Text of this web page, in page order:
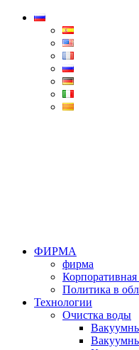
Condorchem
ФИРМА
фирма
Корпоративная
Политика в
Технологии
Очистка воды